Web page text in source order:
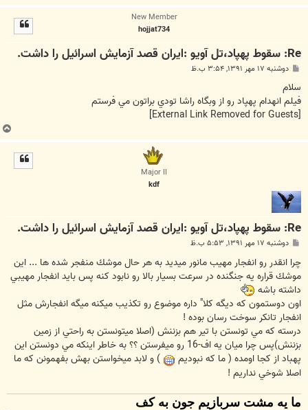
ا
New Member
hojjat734
Re: سقوط پهپاد،تل آویو :ایران قصد آزمایش اسرائیل را داشت.
پ
ت
دوشنبه ۱۷ مهر ۱۳۹۱, ۳:۵۴ ب.ظ
سلام
فيلم انهدام پهپاد رو از وبگاه راشا تودي براتون مي فرستم
ب
ا
Major II
kdf
Re: سقوط پهپاد،تل آویو :ایران قصد آزمایش اسرائیل را داشت.
پ
ت
دوشنبه ۱۷ مهر ۱۳۹۱, ۵:۵۳ ب.ظ
چرا انقدر رو انفجار مهيب مانور ميديد به هر حال موشك منفجر شده ها ... اين
موشك قراره يه جنگنده در سرعت بسيار بالا رو نابود كنه پس بايد انفجار مهيبي
داشته باشه
اون دوستمون كه ديگه كلا" داره موضوع رو تكذيب ميكنه ميگه انفجارش مثل
انفجار تانكر سوخت رسان بوده !
درسته كه مي تونستن با تير هم بزننش (اصلا ميتونستن به راحتي از زمين
بزننش)پس چرا ميان يه اف-16 رو ميفرستن ؟؟ به خاطر اينكه مي دونستن اين
پهباد از كجا اومده ( ما كه نبوديم
) و لابد ميخواستن بهش بفهمونن كه ما
اصلا شوخي نداريم !
ما یه مشت سربازیم جون به کف